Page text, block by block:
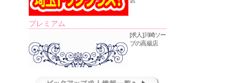
プレミアム
[求人]川崎ソー
プの高級店